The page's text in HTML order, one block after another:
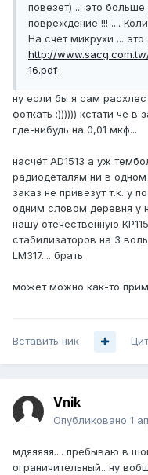
повезет) ... это
повреждение !!! ....
На счет микрухи ... это
http://
16.pdf
ну если бы я сам
фоткать :)))))) кстати чё в
где-нибудь на 0,01 мкф...
насчёт AD1513 а уж
радиодеталям ни в
заказ не привезут т.к. у
одним словом деревня у
нашу отечественную
стабилизаторов на 3
LM317.... брать
может можно как-то
Вставить ник
Vnik
Опубликовано 1
мдяяяяя.... пребываю в
ограничительный.. ну